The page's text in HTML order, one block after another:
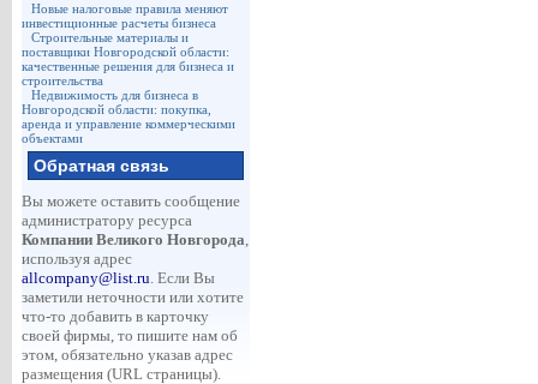
Новые налоговые правила меняют
инвестиционные расчеты бизнеса
Строительные материалы и
поставщики Новгородской области:
качественные решения для бизнеса и
строительства
Недвижимость для бизнеса в
Новгородской области: покупка,
аренда и управление коммерческими
объектами
Обратная связь
Вы можете оставить сообщение
администратору ресурса
Компании Великого Новгорода,
используя адрес
allcompany@list.ru. Если Вы
заметили неточности или хотите
что-то добавить в карточку
своей фирмы, то пишите нам об
этом, обязательно указав адрес
размещения (URL страницы).